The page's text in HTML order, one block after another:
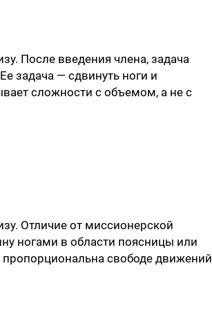
После введения члена, задача
задача — сдвинуть ноги и
сложности с объемом, а не с
Отличие от миссионерской
ногами в области поясницы или
пропорциональна свободе движений